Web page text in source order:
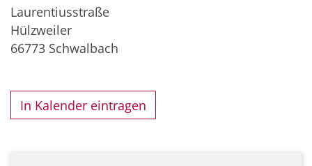
Laurentiusstraße
Hülzweiler
66773 Schwalbach
In Kalender eintragen